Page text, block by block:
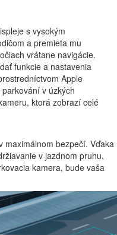
ktoré vám uľahčia
úložný priestorIdeálna
motor s výkonným
na zabezpečení pôsobivého
spotreby paliva.
režimami EV, Hybrid a
rovnováhu medzi výkonom
ďalej a s väčšou istotou.
s vysokým
a premieta mu
vrátane navigácie.
funkcie a nastavenia
Apple
v úzkých
ktorá zobrazí celé
maximálnom bezpečí. Vďaka
v jazdnom pruhu,
kamera, bude vaša